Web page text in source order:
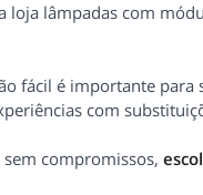
loja lâmpadas com
fácil é importante para
com
compromissos,